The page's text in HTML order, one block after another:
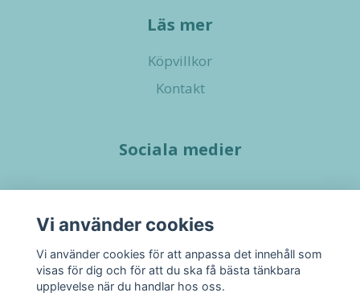
Läs mer
Köpvillkor
Kontakt
Sociala medier
Vi använder cookies
Vi använder cookies för att anpassa det innehåll som
visas för dig och för att du ska få bästa tänkbara
upplevelse när du handlar hos oss.